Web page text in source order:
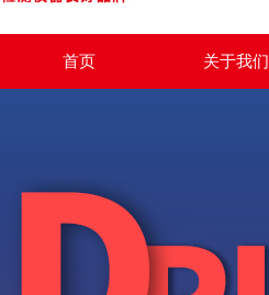
首页 关于我们